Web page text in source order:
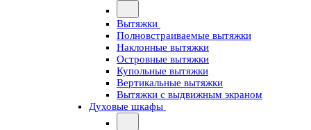
Вытяжки
Полновстраиваемые вытяжки
Наклонные вытяжки
Островные вытяжки
Купольные вытяжки
Вертикальные вытяжки
Вытяжки с выдвижным экраном
Духовые шкафы